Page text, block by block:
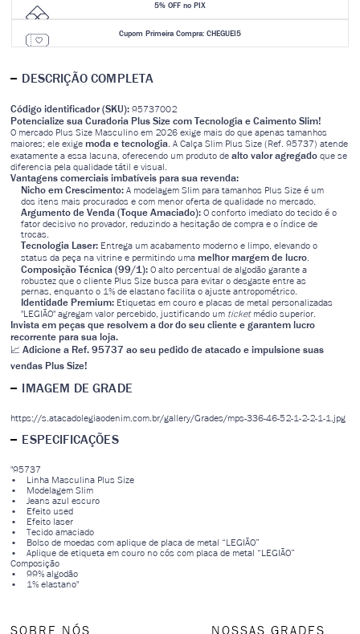
5% OFF no PIX
Cupom Primeira Compra: CHEGUEI5
DESCRIÇÃO COMPLETA
Código identificador (SKU): 95737002
Potencialize sua Curadoria Plus Size com Tecnologia e Caimento Slim!
O mercado Plus Size Masculino em 2026 exige mais do que apenas tamanhos
maiores; ele exigemoda e tecnologia . A Calça Slim Plus Size (Ref. 95737) atende
exatamente a essa lacuna, oferecendo um produto dealto valor agregado que se
diferencia pela qualidade tátil e visual.
Vantagens comerciais imbatíveis para sua revenda:
Nicho em Crescimento: A modelagem Slim para tamanhos Plus Size é um
dos itens mais procurados e com menor oferta de qualidade no mercado.
Argumento de Venda (Toque Amaciado): O conforto imediato do tecido é o
fator decisivo no provador, reduzindo a hesitação de compra e o índice de
trocas.
Tecnologia Laser: Entrega um acabamento moderno e limpo, elevando o
status da peça na vitrine e permitindo umamelhor margem de lucro
Composição Técnica (99/1): O alto percentual de algodão garante a
robustez que o cliente Plus Size busca para evitar o desgaste entre as
pernas, enquanto o 1% de elastano facilita o ajuste antropométrico.
Identidade Premium: Etiquetas em couro e placas de metal personalizadas
"LEGIÃO" agregam valor percebido, justificando um ticketmédio superior.
Invista em peças que resolvem a dor do seu cliente e garantem lucro
recorrente para sua loja.
📈Adicione a Ref. 95737 ao seu pedido de atacado e impulsione suas
vendas Plus Size!
IMAGEM DE GRADE
https://s.atacadolegiaodenim.com.br/gallery/Grades/mps-336-46-52-1-2-2-1-1.jpg
ESPECIFICAÇÕES
"95737
• Linha Masculina Plus Size
• Modelagem Slim
• Jeans azul escuro
• Efeito used
• Efeito laser
• Tecido amaciado
• Bolso de moedas com aplique de placa de metal “LEGIÃO”
• Aplique de etiqueta em couro no cós com placa de metal “LEGIÃO”
Composição
• 99% algodão
• 1% elastano"
SOBRE NÓS NOSSAS GRADES